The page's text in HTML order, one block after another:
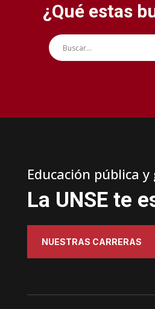
¿Qué estas
Educación pública
La UNSE te
NUESTRAS CARRERAS